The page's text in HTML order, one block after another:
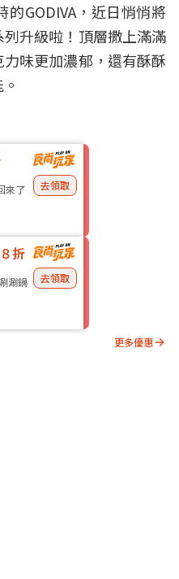
GODIVA，近日悄悄將
列升級啦！頂層撒上滿滿
味更加濃郁，還有酥酥
來了
去領取
折
涮鍋
去領取
更多優惠